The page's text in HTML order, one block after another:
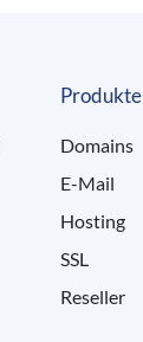
Produkte
Domains
E-Mail
Hosting
SSL
Reseller